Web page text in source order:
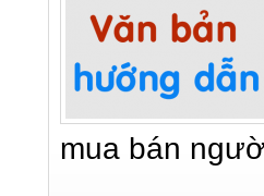
mua bán